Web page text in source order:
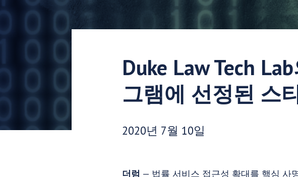
Duke Law Tech
그램에 선정된 스
게시 날짜:
2020년 7월 10일
더럼 — 법률 서비스 접근성 확대를 핵심 사